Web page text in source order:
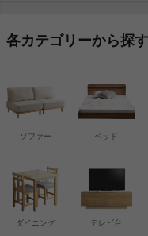
各カテゴリーから探す
ソファー ベッド
テレビ台
ダイニング